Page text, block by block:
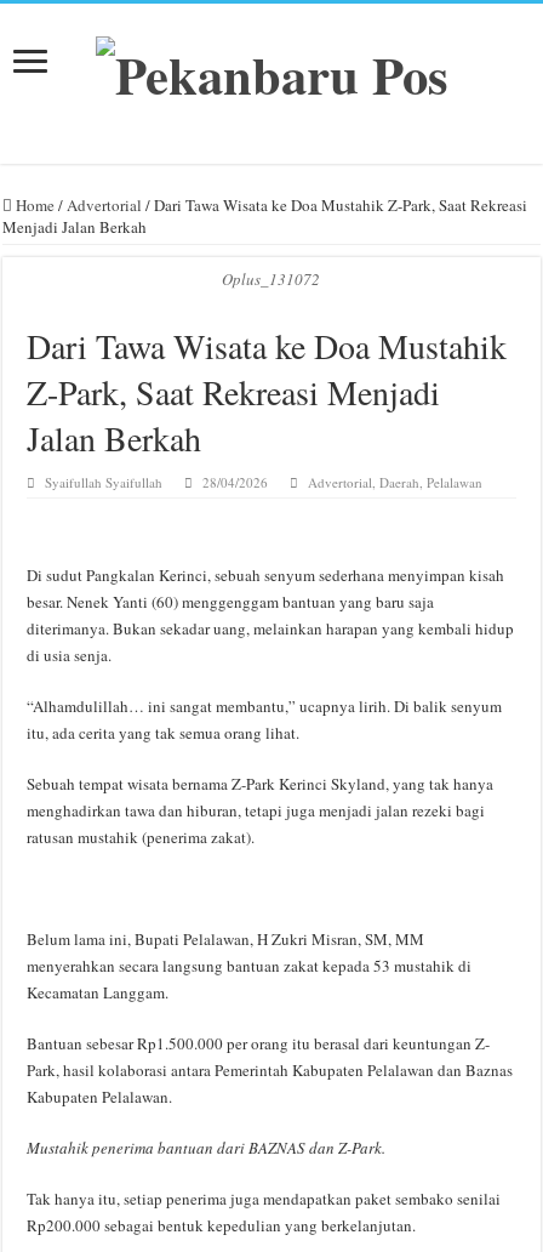
Home /Advertorial /Dari Tawa Wisata ke Doa Mustahik Z-Park, Saat Rekreasi
Menjadi Jalan Berkah
Oplus_131072
Dari Tawa Wisata ke Doa Mustahik
Z-Park, Saat Rekreasi Menjadi
Jalan Berkah
Syaifullah Syaifullah 28/04/2026 Advertorial ,Daerah ,Pelalawan
Di sudut Pangkalan Kerinci, sebuah senyum sederhana menyimpan kisah
besar. Nenek Yanti (60) menggenggam bantuan yang baru saja
diterimanya. Bukan sekadar uang, melainkan harapan yang kembali hidup
di usia senja.
“Alhamdulillah… ini sangat membantu,” ucapnya lirih. Di balik senyum
itu, ada cerita yang tak semua orang lihat.
Sebuah tempat wisata bernama Z-Park Kerinci Skyland, yang tak hanya
menghadirkan tawa dan hiburan, tetapi juga menjadi jalan rezeki bagi
ratusan mustahik (penerima zakat).
Belum lama ini, Bupati Pelalawan, H Zukri Misran, SM, MM
menyerahkan secara langsung bantuan zakat kepada 53 mustahik di
Kecamatan Langgam.
Bantuan sebesar Rp1.500.000 per orang itu berasal dari keuntungan Z-
Park, hasil kolaborasi antara Pemerintah Kabupaten Pelalawan dan Baznas
Kabupaten Pelalawan.
Mustahik penerima bantuan dari BAZNAS dan Z-Park.
Tak hanya itu, setiap penerima juga mendapatkan paket sembako senilai
Rp200.000 sebagai bentuk kepedulian yang berkelanjutan.